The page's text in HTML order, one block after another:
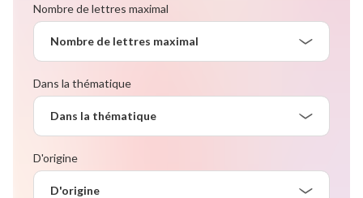
Nombre de lettres maximal
Nombre de lettres maximal
Dans la thématique
Dans la thématique
D'origine
D'origine